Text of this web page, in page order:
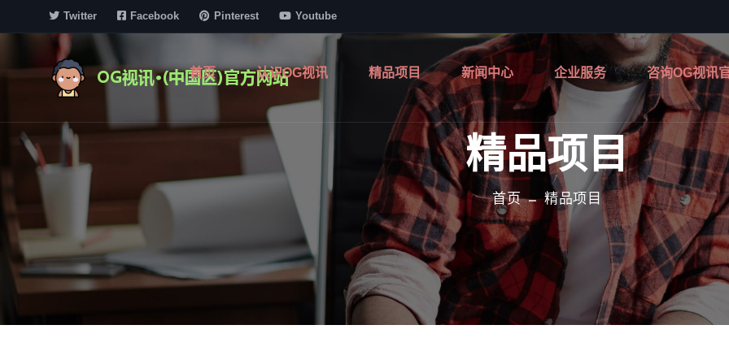
Twitter Facebook Pinterest Youtube
首页 认识OG视讯 精品项目 新闻中心 企业服务 咨询OG视讯
精品项目
首页 精品项目